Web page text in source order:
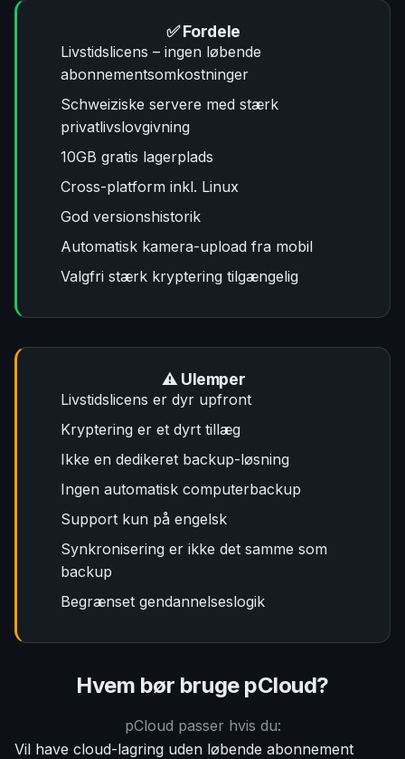
✅ Fordele
Livstidslicens – ingen løbende
abonnementsomkostninger
Schweiziske servere med stærk
privatlivslovgivning
10GB gratis lagerplads
Cross-platform inkl. Linux
God versionshistorik
Automatisk kamera-upload fra mobil
Valgfri stærk kryptering tilgængelig
⚠️ Ulemper
Livstidslicens er dyr upfront
Kryptering er et dyrt tillæg
Ikke en dedikeret backup-løsning
Ingen automatisk computerbackup
Support kun på engelsk
Synkronisering er ikke det samme som
backup
Begrænset gendannelseslogik
Hvem bør bruge pCloud?
pCloud passer hvis du:
Vil have cloud-lagring uden løbende abonnement